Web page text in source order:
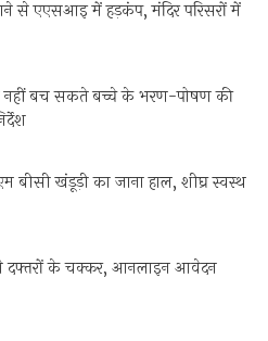
से एएसआइ में हड़कंप, मंदिर परिसरों में
नहीं बच सकते बच्चे के भरण-पोषण की
बीसी खंडूड़ी का जाना हाल, शीघ्र स्वस्थ
दफ्तरों के चक्कर, आनलाइन आवेदन